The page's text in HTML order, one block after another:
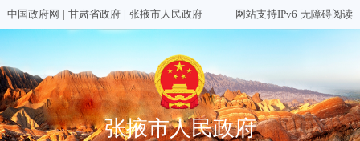
中国政府网 | 甘肃省政府 | 张掖市人民政府 网站支持IPv6 无障碍阅读
张掖市人民政府